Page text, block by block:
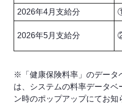
2026年4月支給分
2026年5月支給分
※「健康保険料率」のデータ
は、システムの料率データ
ン時のポップアップにてお知